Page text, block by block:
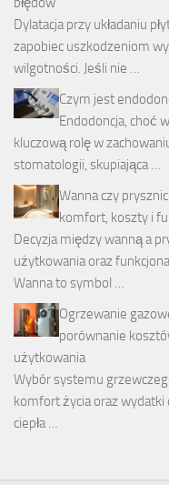
Dylatacja przy układaniu
zapobiec uszkodzeniom
wilgotności. Jeśli nie …
Czym jest
Endodoncja, choć
kluczową rolę w
stomatologii, skupiająca …
Wanna czy
komfort, koszty i
Decyzja między wanną a
użytkowania oraz
Wanna to symbol …
Ogrzewanie
porównanie
użytkowania
Wybór systemu
komfort życia oraz
ciepła …